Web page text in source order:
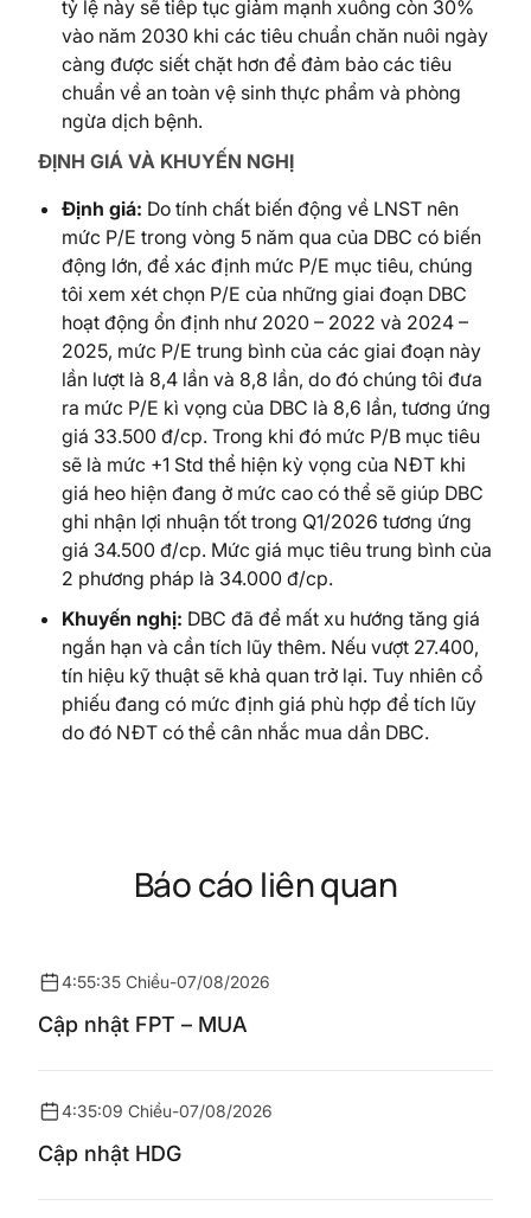
tỷ lệ này sẽ tiếp tục giảm mạnh xuống còn 30%
vào năm 2030 khi các tiêu chuẩn chăn nuôi ngày
càng được siết chặt hơn để đảm bảo các tiêu
chuẩn về an toàn vệ sinh thực phẩm và phòng
ngừa dịch bệnh.
ĐỊNH GIÁ VÀ KHUYẾN NGHỊ
Định giá: Do tính chất biến động về LNST nên
mức P/E trong vòng 5 năm qua của DBC có biến
động lớn, để xác định mức P/E mục tiêu, chúng
tôi xem xét chọn P/E của những giai đoạn DBC
hoạt động ổn định như 2020 – 2022 và 2024 –
2025, mức P/E trung bình của các giai đoạn này
lần lượt là 8,4 lần và 8,8 lần, do đó chúng tôi đưa
ra mức P/E kì vọng của DBC là 8,6 lần, tương ứng
giá 33.500 đ/cp. Trong khi đó mức P/B mục tiêu
sẽ là mức +1 Std thể hiện kỳ vọng của NĐT khi
giá heo hiện đang ở mức cao có thể sẽ giúp DBC
ghi nhận lợi nhuận tốt trong Q1/2026 tương ứng
giá 34.500 đ/cp. Mức giá mục tiêu trung bình của
2 phương pháp là 34.000 đ/cp.
Khuyến nghị: DBC đã để mất xu hướng tăng giá
ngắn hạn và cần tích lũy thêm. Nếu vượt 27.400,
tín hiệu kỹ thuật sẽ khả quan trở lại. Tuy nhiên cổ
phiếu đang có mức định giá phù hợp để tích lũy
do đó NĐT có thể cân nhắc mua dần DBC.
Báo cáo liên quan
4:55:35 Chiều-07/08/2026
Cập nhật FPT – MUA
4:35:09 Chiều-07/08/2026
Cập nhật HDG